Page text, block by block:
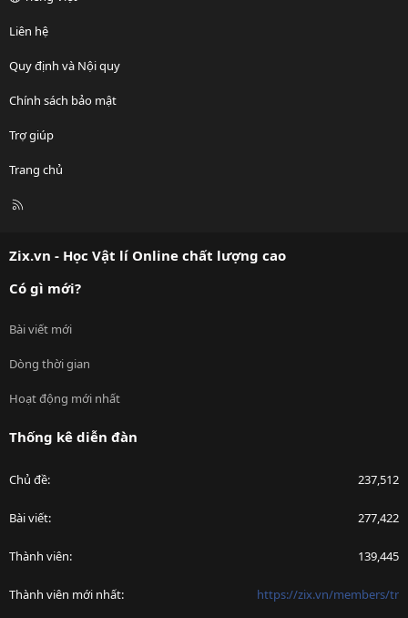
Liên hệ
Quy định và Nội quy
Chính sách bảo mật
Trợ giúp
Trang chủ
R
Zix.vn - Học Vật lí Online chất lượng cao
Có gì mới?
Bài viết mới
Dòng thời gian
Hoạt động mới nhất
Thống kê diễn đàn
Chủ đề 237,512
Bài viết 277,422
Thành viên 139,445
Thành viên mới nhất https://zix.vn/members/tr